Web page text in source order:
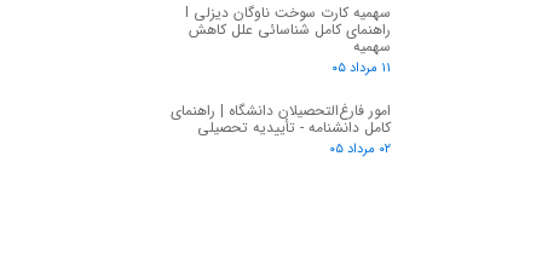
سهمیه کارت سوخت ناوگان دیزلی I
راهنمای کامل شناسائی علل کاهش
سهمیه
۱۱ مرداد ۰۵
امور فارغ‌التحصیلان دانشگاه | راهنمای
کامل دانشنامه - تأییدیه تحصیلی
۰۲ مرداد ۰۵